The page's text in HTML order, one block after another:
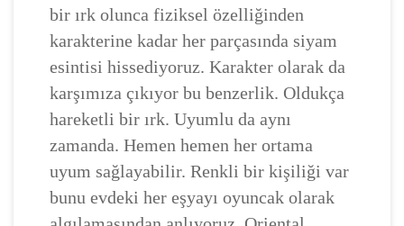
bir ırk olunca fiziksel özelliğinden
karakterine kadar her parçasında siyam
esintisi hissediyoruz. Karakter olarak da
karşımıza çıkıyor bu benzerlik. Oldukça
hareketli bir ırk. Uyumlu da aynı
zamanda. Hemen hemen her ortama
uyum sağlayabilir. Renkli bir kişiliği var
bunu evdeki her eşyayı oyuncak olarak